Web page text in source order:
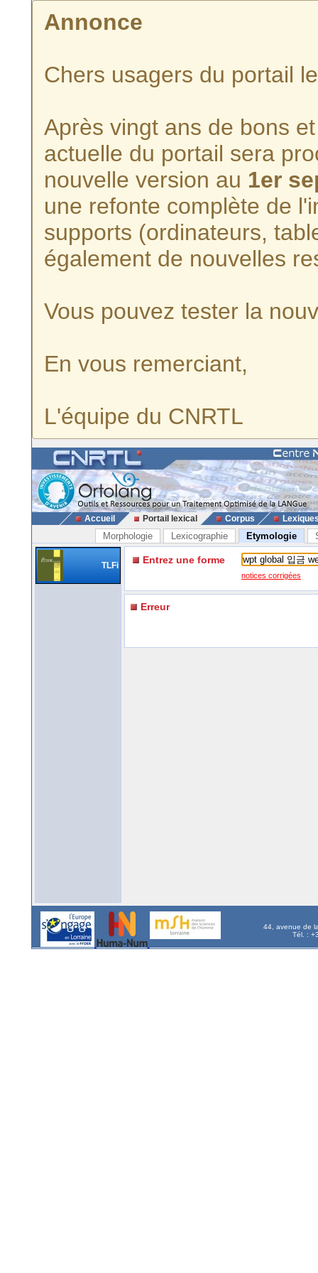
Annonce
Chers usagers du portail
Après vingt ans de bons
actuelle du portail sera
nouvelle version au 1er
une refonte complète de
supports (ordinateurs,
également de nouvelles
Vous pouvez tester la
En vous remerciant,
L'équipe du CNRTL
Accueil Portail lexical Corpus
Morphologie Lexicographie Etymologie
TLFi Entrez une forme
notices corrigées
Erreur
44, avenue de
Tél. :